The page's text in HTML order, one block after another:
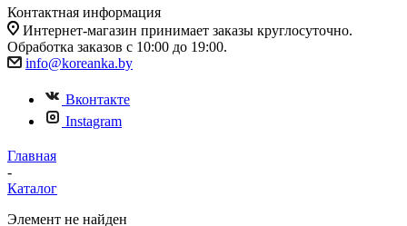
Контактная информация
Интернет-магазин принимает заказы круглосуточно.
Обработка заказов с 10:00 до 19:00.
info@koreanka.by
Вконтакте
Instagram
Главная
-
Каталог
Элемент не найден